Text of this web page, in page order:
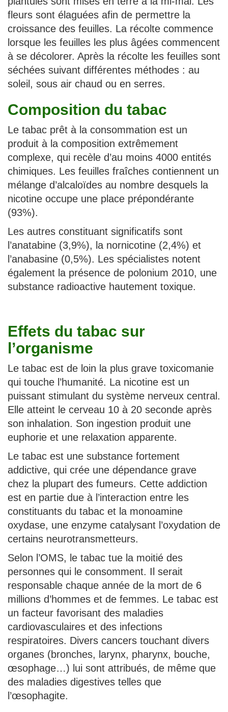
fleurs sont élaguées afin de permettre la
croissance des feuilles. La récolte commence
lorsque les feuilles les plus âgées commencent
à se décolorer. Après la récolte les feuilles sont
séchées suivant différentes méthodes : au
soleil, sous air chaud ou en serres.
Composition du tabac
Le tabac prêt à la consommation est un
produit à la composition extrêmement
complexe, qui recèle d’au moins 4000 entités
chimiques. Les feuilles fraîches contiennent un
mélange d’alcaloïdes au nombre desquels la
nicotine occupe une place prépondérante
(93%).
Les autres constituant significatifs sont
l’anatabine (3,9%), la nornicotine (2,4%) et
l’anabasine (0,5%). Les spécialistes notent
également la présence de polonium 2010, une
substance radioactive hautement toxique.
Effets du tabac sur
l’organisme
Le tabac est de loin la plus grave toxicomanie
qui touche l’humanité. La nicotine est un
puissant stimulant du système nerveux central.
Elle atteint le cerveau 10 à 20 seconde après
son inhalation. Son ingestion produit une
euphorie et une relaxation apparente.
Le tabac est une substance fortement
addictive, qui crée une dépendance grave
chez la plupart des fumeurs. Cette addiction
est en partie due à l’interaction entre les
constituants du tabac et la monoamine
oxydase, une enzyme catalysant l’oxydation de
certains neurotransmetteurs.
Selon l’OMS, le tabac tue la moitié des
personnes qui le consomment. Il serait
responsable chaque année de la mort de 6
millions d’hommes et de femmes. Le tabac est
un facteur favorisant des maladies
cardiovasculaires et des infections
respiratoires. Divers cancers touchant divers
organes (bronches, larynx, pharynx, bouche,
œsophage…) lui sont attribués, de même que
des maladies digestives telles que
l’œsophagite.